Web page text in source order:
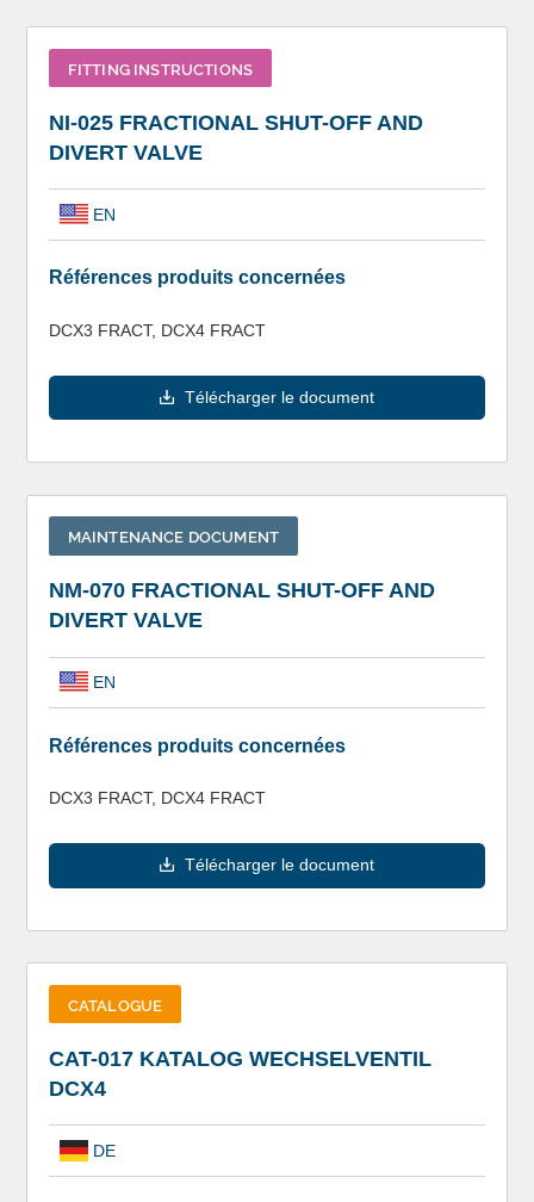
FITTING INSTRUCTIONS
NI-025 FRACTIONAL SHUT-OFF AND
DIVERT VALVE
EN
Références produits concernées
DCX3 FRACT, DCX4 FRACT
Télécharger le document
MAINTENANCE DOCUMENT
NM-070 FRACTIONAL SHUT-OFF AND
DIVERT VALVE
EN
Références produits concernées
DCX3 FRACT, DCX4 FRACT
Télécharger le document
CATALOGUE
CAT-017 KATALOG WECHSELVENTIL
DCX4
DE